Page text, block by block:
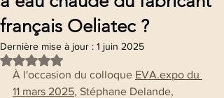
français Oeliatec ?
Dernière mise à jour : 1 juin 2025
Noté NaN étoiles sur 5.
À l'occasion du colloque EVA.expo du
11 mars 2025, Stéphane Delande,